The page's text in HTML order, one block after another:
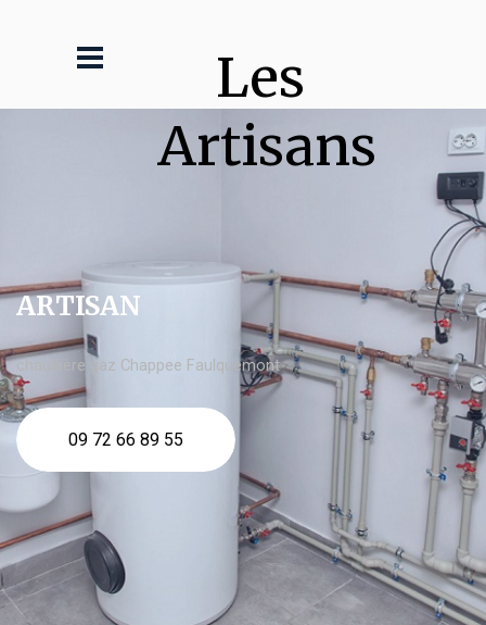
Les
Artisans
ARTISAN
chaudière gaz Chappee Faulquemont
09 72 66 89 55